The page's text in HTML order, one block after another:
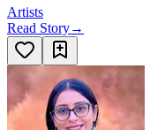
Artists
Read Story→